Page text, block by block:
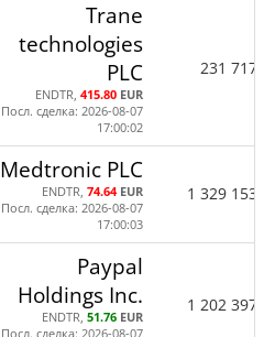
Trane
technologies
PLC
ENDTR, 415.80 EUR
Посл. сделка: 2026-08-07
17:00:02
231 717
Medtronic PLC
ENDTR, 74.64EUR
Посл. сделка: 2026-08-07
17:00:03
1 329 153
Paypal
Holdings Inc.
ENDTR, 51.76 EUR
Посл. сделка: 2026-08-07
1 202 397